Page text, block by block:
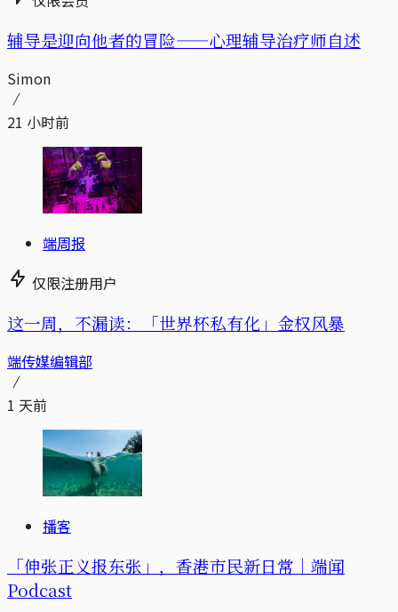
辅导是迎向他者的冒险——心理辅导治疗师自述
Simon
21 小时前
端周报
仅限注册用户
这一周，不漏读：「世界杯私有化」金权风暴
端传媒编辑部
1 天前
播客
「伸张正义报东张」，香港市民新日常｜端闻
Podcast